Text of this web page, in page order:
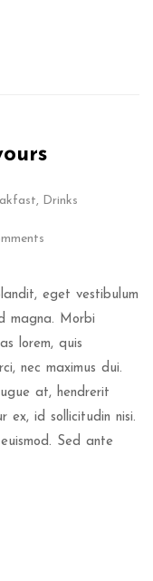
, Drinks
eget vestibulum
magna. Morbi
lorem, quis
nec maximus dui.
at, hendrerit
ex, id sollicitudin nisi.
Sed ante